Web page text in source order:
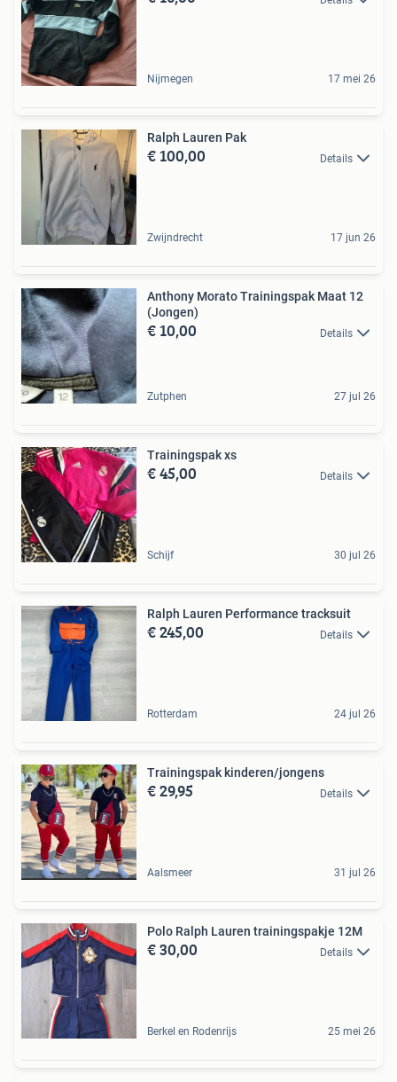
Nijmegen 17 mei 26
Ralph Lauren Pak
€ 100,00 Details
Zwijndrecht 17 jun 26
Anthony Morato Trainingspak Maat 12
(Jongen)
€ 10,00 Details
Zutphen 27 jul 26
Trainingspak xs
€ 45,00 Details
Schijf 30 jul 26
Ralph Lauren Performance tracksuit
€ 245,00 Details
Rotterdam 24 jul 26
Trainingspak kinderen/jongens
€ 29,95 Details
Aalsmeer 31 jul 26
Polo Ralph Lauren trainingspakje 12M
€ 30,00 Details
Berkel en Rodenrijs 25 mei 26